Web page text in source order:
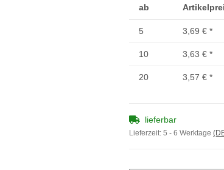
ab
5 3,69 € *
10 3,63 € *
20 3,57 € *
lieferbar
Lieferzeit: 5 - 6 Werktage